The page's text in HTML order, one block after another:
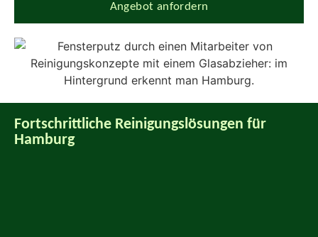
Angebot anfordern
Fortschrittliche Reinigungslösungen für
Hamburg